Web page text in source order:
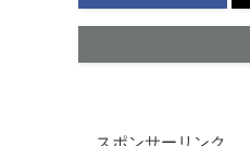
スポンサーリンク